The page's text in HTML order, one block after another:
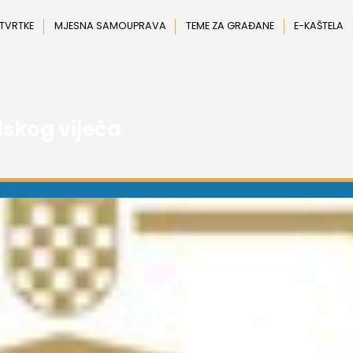
MJESNA SAMOUPRAVA TEME ZA GRAĐANE E-KAŠTELA